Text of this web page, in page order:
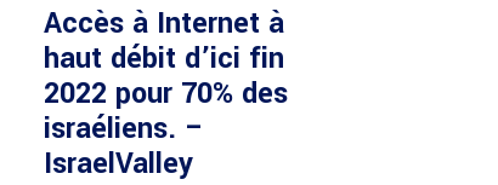
Accès à Internet à
haut débit d’ici fin
2022 pour 70% des
israéliens. –
IsraelValley